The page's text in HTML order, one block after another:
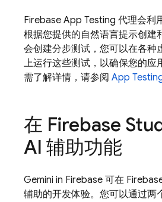
Firebase App Testing 代理会利
根据您提供的自然语言提示创建
会创建分步测试，您可以在各种
上运行这些测试，以确保您的应
需了解详情，请参阅 App
在 Firebase
AI 辅助功能
Gemini in Firebase 可在
辅助的开发体验。您可以通过两